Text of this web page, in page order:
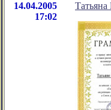
14.04.2005
17:02
Татьяна